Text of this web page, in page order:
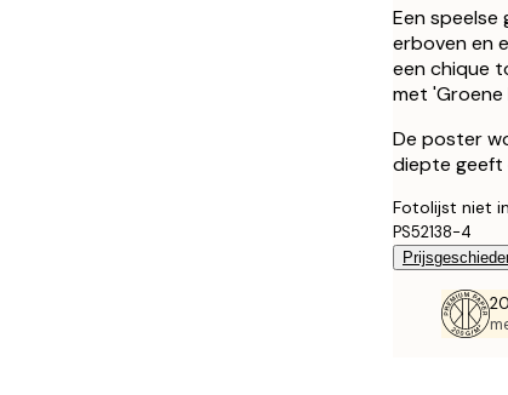
Een
erboven en
een chique
met 'Groene
De poster
diepte geeft
Fotolijst niet
PS52138-4